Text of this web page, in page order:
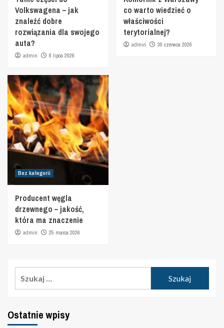
Volkswagena – jak
znaleźć dobre
rozwiązania dla swojego
auta?
admin 8 lipca 2026
co warto wiedzieć o
właściwości
terytorialnej?
admin 30 czerwca 2026
Bez kategorii
Producent węgla
drzewnego – jakość,
która ma znaczenie
admin 25 marca 2026
Ostatnie wpisy